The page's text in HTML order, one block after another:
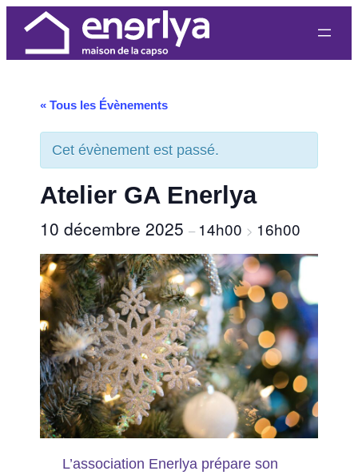
« Tous les Évènements
Cet évènement est passé.
Atelier GA Enerlya
10 décembre 2025– 14h00 > 16h00
L’association Enerlya prépare son